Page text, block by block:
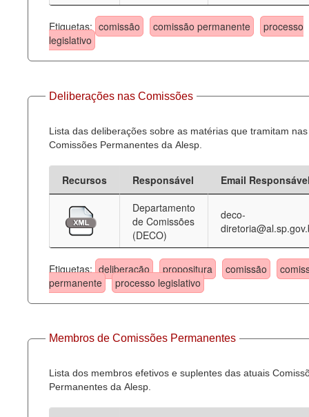
Etiquetas: comissão comissão permanente
processo
legislativo
Deliberações nas Comissões
Lista das deliberações sobre as matérias que tramitam nas
Comissões Permanentes da Alesp.
Recursos Responsável
Email
Departamento
de Comissões
(DECO)
deco-
Etiquetas: deliberação propositura comissão
permanente
processo legislativo
Membros de Comissões Permanentes
Lista dos membros efetivos e suplentes das atuais
Permanentes da Alesp.